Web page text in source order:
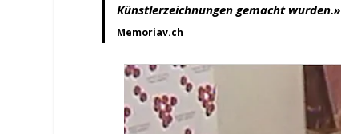
Künstlerzeichnungen gemacht wurden.»
Memoriav.ch